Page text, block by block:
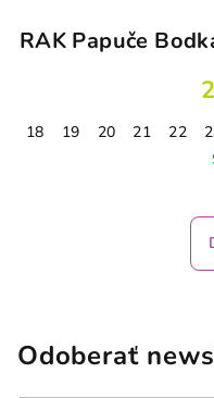
RAK Papuče
18 19 20 21 22
Odoberať